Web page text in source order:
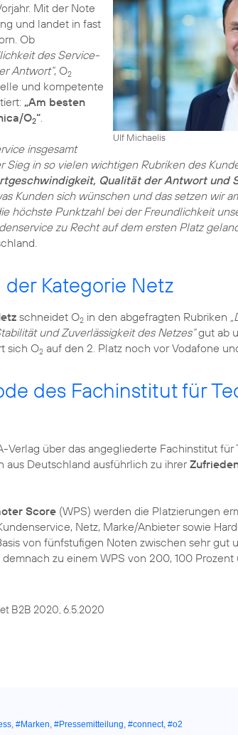
Ulf Michaelis
Mit der Note
und landet in fast
Ob
des Service-
Antwort“, O2
und kompetente
„Am besten
O2“.
insgesamt
Sieg in so vielen wichtigen Rubriken des
Qualität der Antwort und
Kunden sich wünschen und das setzen wir
höchste Punktzahl bei der Freundlichkeit
zu Recht auf dem ersten Platz
Kategorie Netz
schneidet O2 in den abgefragten Rubriken
und Zuverlässigkeit des Netzes“gut ab
sich O2 auf den 2. Platz noch vor Vodafone
des Fachinstitut für
Verlag über das angegliederte Fachinstitut für
aus Deutschland ausführlich zu ihrer
Score (WPS) werden die Platzierungen
Netz, Marke/Anbieter sowie
von fünfstufigen Noten zwischen sehr gut
zu einem WPS von 200, 100
B2B 2020, 6.5.2020
, #Marken, #Pressemitteilung, #connect, #o2